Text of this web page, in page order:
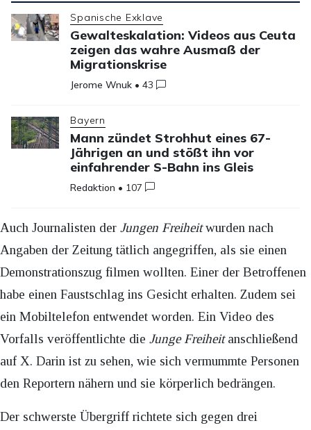
Spanische Exklave
Gewalteskalation: Videos aus Ceuta
zeigen das wahre Ausmaß der
Migrationskrise
Jerome Wnuk •43
Bayern
Mann zündet Strohhut eines 67-
Jährigen an und stößt ihn vor
einfahrender S-Bahn ins Gleis
Redaktion • 107
Auch Journalisten der Jungen Freiheitwurden nach
Angaben der Zeitung tätlich angegriffen, als sie einen
Demonstrationszug filmen wollten. Einer der Betroffenen
habe einen Faustschlag ins Gesicht erhalten. Zudem sei
ein Mobiltelefon entwendet worden. Ein Video des
Vorfalls veröffentlichte die Junge Freiheitanschließend
auf X. Darin ist zu sehen, wie sich vermummte Personen
den Reportern nähern und sie körperlich bedrängen.
Der schwerste Übergriff richtete sich gegen drei